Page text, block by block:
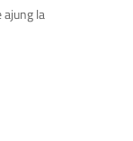
ajung la